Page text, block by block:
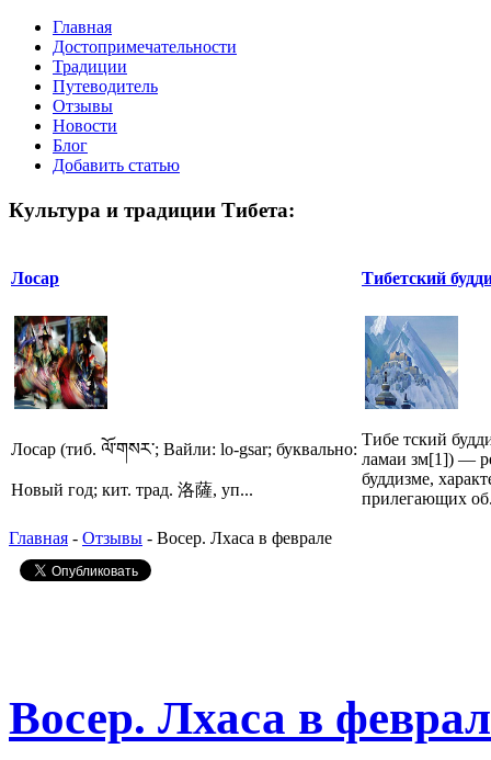
Главная
Достопримечательности
Традиции
Путеводитель
Отзывы
Новости
Блог
Добавить статью
Культура и традиции Тибета:
Лосар
Лосар (тиб. ལོ་གསར་; Вайли: lo-gsar; буквально:
Новый год; кит. трад. 洛薩, уп...
Тибетский
Тибе тский
ламаи зм[1]) —
буддизме,
прилегающих
Главная - Отзывы - Восер. Лхаса в феврале
Восер. Лхаса в